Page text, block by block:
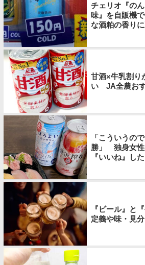
チェリオ『の
味』を自販機
な酒粕の香り
甘酒×牛乳割り
い JA全農お
「こういうの
勝」 独身女性
『いいね』し
『ビール』と
定義や味・見